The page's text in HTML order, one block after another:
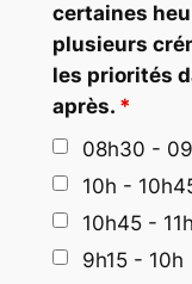
certaines
plusieurs
les priorités
après. *
08h30 -
10h -
10h45 -
9h15 - 10h